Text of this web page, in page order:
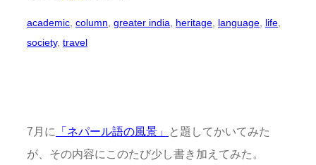
academic, column, greater india, heritage, language, life
society, travel
7月に 「ネパール語の風景」
と題してかいてみた
が、その内容にこのたび少し書き加えてみた。